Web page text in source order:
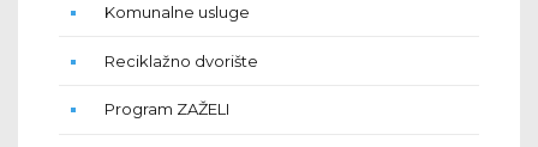
Komunalne usluge
Reciklažno dvorište
Program ZAŽELI